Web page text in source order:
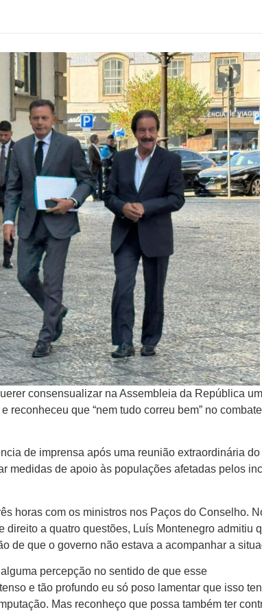
consensualizar na Assembleia da República
reconheceu que “nem tudo correu bem” no
de imprensa após uma reunião extraordinária do
medidas de apoio às populações afetadas pelos
horas com os ministros nos Paços do Conselho.
direito a quatro questões, Luís Montenegro admitiu
de que o governo não estava a acompanhar a
percepção no sentido de que esse
e tão profundo eu só poso lamentar que isso
Mas reconheço que possa também ter